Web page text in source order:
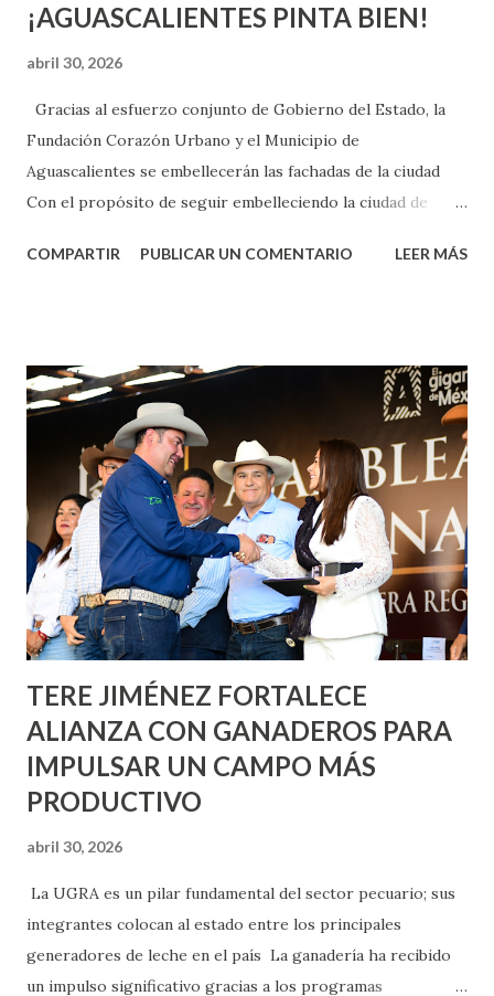
¡AGUASCALIENTES PINTA BIEN!
abril 30, 2026
Gracias al esfuerzo conjunto de Gobierno del Estado, la
Fundación Corazón Urbano y el Municipio de
Aguascalientes se embellecerán las fachadas de la ciudad
Con el propósito de seguir embelleciendo la ciudad de
municipal, Leo Montañez dio inicio al programa
Corazón Urbano y el Municipio capital. Leo Montañez
informó que en este programa se usarán cerca de 90 mil
metros cuadrados de pintura, para dar inicio en la calle
Nieto, entre Jesús F. Elizondo y la calle 22 de Octubre, con
lo que se aplicará pintura en 66 casas. Posteriormente se
llevará este programa a Villas de Nuestra Señora de la
Asunción, Avenida Alameda y Decreto 27 de Septiembre, en
los edificios FOVISSSTE Ojo de Agua, en la comunidad
Norias de Paso Hondo y en los edificios de...
COMPARTIR PUBLICAR UN COMENTARIO LEER MÁS
TERE JIMÉNEZ FORTALECE
ALIANZA CON GANADEROS PARA
IMPULSAR UN CAMPO MÁS
PRODUCTIVO
abril 30, 2026
La UGRA es un pilar fundamental del sector pecuario; sus
integrantes colocan al estado entre los principales
generadores de leche en el país La ganadería ha recibido
un impulso significativo gracias a los programas